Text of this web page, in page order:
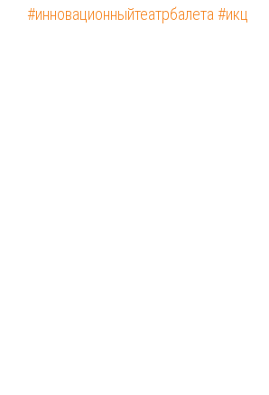
#инновационныйтеатрбалета #икц